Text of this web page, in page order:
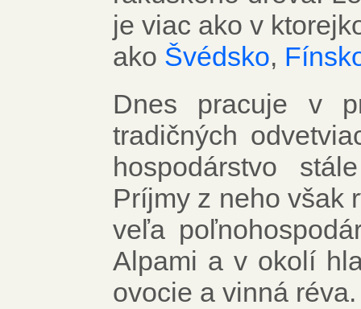
je viac ako v
ako Švédsko,
Dnes pracuje v
tradičných
hospodárstvo
Príjmy z neho však
veľa
Alpami a v okolí
ovocie a vinná réva.